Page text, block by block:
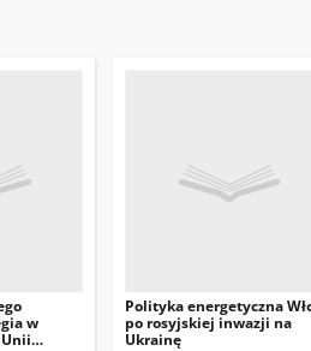
w
Polityka energetyczna
po rosyjskiej inwazji na
Ukrainę